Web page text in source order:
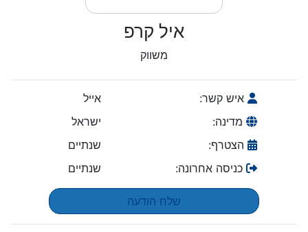
איל קרפ
משווק
איש קשר:
אייל
מדינה:
ישראל
הצטרף:
שנתיים
כניסה אחרונה:
שנתיים
שלח הודעה